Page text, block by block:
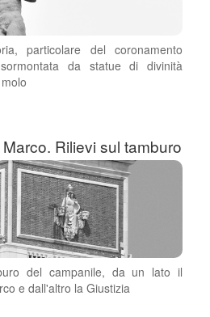
particolare del coronamento
da statue di divinità
Rilievi sul tamburo
del campanile, da un lato il
e dall'altro la Giustizia